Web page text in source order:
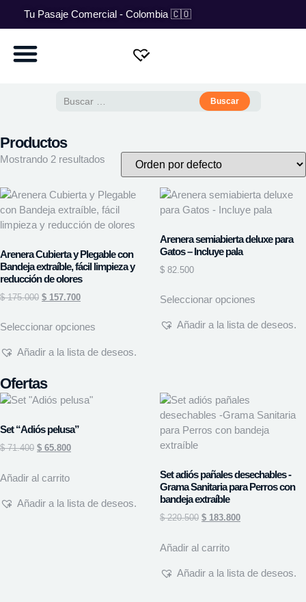
Tu Pasaje Comercial - Colombia 🇨🇴
Productos
Mostrando 2 resultados
Arenera Cubierta y Plegable con
Bandeja extraíble, fácil limpieza y
reducción de olores
$175.000 $ 157.700
Seleccionar opciones
Añadir a la lista de deseos.
Arenera semiabierta deluxe para
Gatos – Incluye pala
$ 82.500
Seleccionar opciones
Añadir a la lista de deseos.
Ofertas
Set “Adiós pelusa”
$71.400 $ 65.800
Añadir al carrito
Añadir a la lista de deseos.
Set adiós pañales desechables -
Grama Sanitaria para Perros con
bandeja extraíble
$220.500 $ 183.800
Añadir al carrito
Añadir a la lista de deseos.